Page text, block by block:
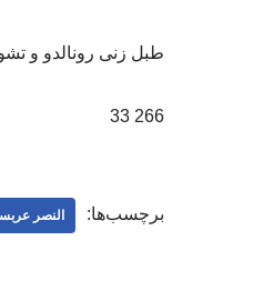
طبل زنی رونالدو و
266 33
برچسب‌ها: النصر